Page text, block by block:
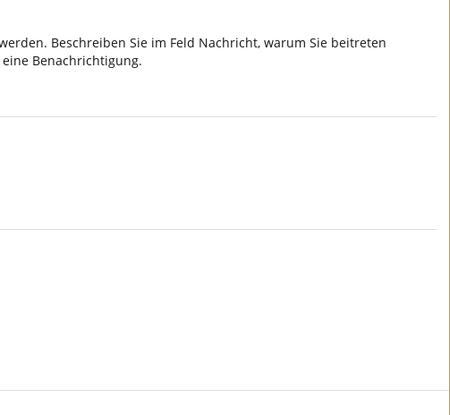
Beschreiben Sie im Feld Nachricht, warum Sie beitreten
Benachrichtigung.